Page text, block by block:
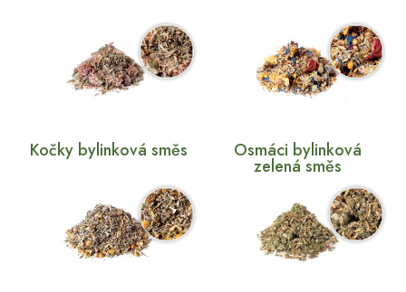
Kočky bylinková směs Osmáci bylinková
zelená směs